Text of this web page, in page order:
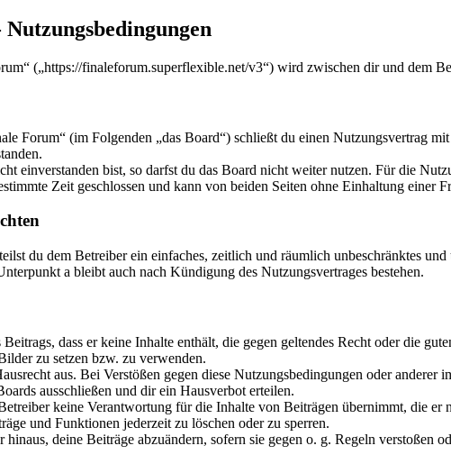
(„https://finaleforum.superflexible.net/v3“) wird zwischen dir und dem
Forum“ (im Folgenden „das Board“) schließt du einen Nutzungsvertrag
einverstanden bist, so darfst du das Board nicht weiter nutzen. Für die
Zeit geschlossen und kann von beiden Seiten ohne Einhaltung einer
du dem Betreiber ein einfaches, zeitlich und räumlich unbeschränktes
a bleibt auch nach Kündigung des Nutzungsvertrages bestehen.
dass er keine Inhalte enthält, die gegen geltendes Recht oder die
zu setzen bzw. zu verwenden.
aus. Bei Verstößen gegen diese Nutzungsbedingungen oder
ausschließen und dir ein Hausverbot erteilen.
keine Verantwortung für die Inhalte von Beiträgen übernimmt, die
und Funktionen jederzeit zu löschen oder zu sperren.
hinaus, deine Beiträge abzuändern, sofern sie gegen o. g. Regeln verstoßen